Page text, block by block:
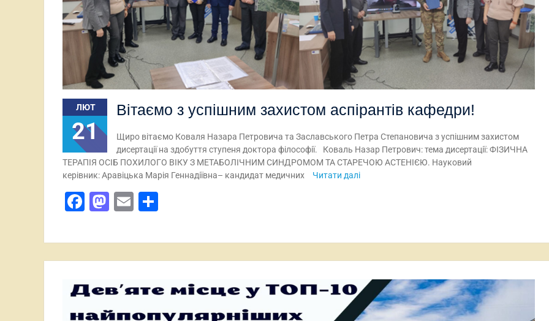
ЛЮТ
21
Вітаємо з успішним захистом аспірантів кафедри!
Щиро вітаємо Коваля Назара Петровича та Заславського Петра Степановича з успішним захистом
дисертації на здобуття ступеня доктора філософії. Коваль Назар Петрович: тема дисертації: ФІЗИЧНА
ТЕРАПІЯ ОСІБ ПОХИЛОГО ВІКУ З МЕТАБОЛІЧНИМ СИНДРОМОМ ТА СТАРЕЧОЮ АСТЕНІЄЮ. Науковий
керівник: Аравіцька Марія Геннадіївна– кандидат медичних
Читати далі
Facebook
Mastodon
Email